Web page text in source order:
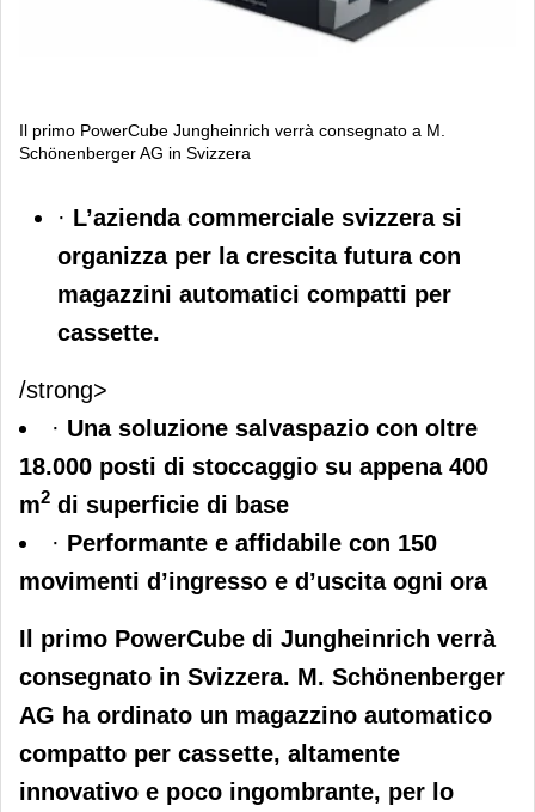
Il primo PowerCube Jungheinrich verrà consegnato a M.
Schönenberger AG in Svizzera
Il primo PowerCube Jungheinrich
verrà consegnato a M.
Schönenberger AG in Svizzera
· L’azienda commerciale svizzera si
organizza per la crescita futura con
magazzini automatici compatti per
cassette.
/strong>
· Una soluzione salvaspazio con oltre
18.000 posti di stoccaggio su appena 400
m2 di superficie di base
· Performante e affidabile con 150
movimenti d’ingresso e d’uscita ogni ora
Il primo PowerCube di Jungheinrich verrà
consegnato in Svizzera. M. Schönenberger
AG ha ordinato un magazzino automatico
compatto per cassette, altamente
innovativo e poco ingombrante, per lo